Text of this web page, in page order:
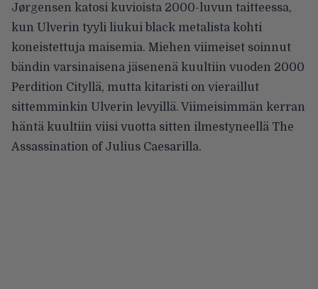
Jørgensen katosi kuvioista 2000-luvun taitteessa,
kun Ulverin tyyli liukui black metalista kohti
koneistettuja maisemia. Miehen viimeiset soinnut
bändin varsinaisena jäsenenä kuultiin vuoden 2000
Perdition Cityllä, mutta kitaristi on vieraillut
sittemminkin Ulverin levyillä. Viimeisimmän kerran
häntä kuultiin viisi vuotta sitten ilmestyneellä The
Assassination of Julius Caesarilla.